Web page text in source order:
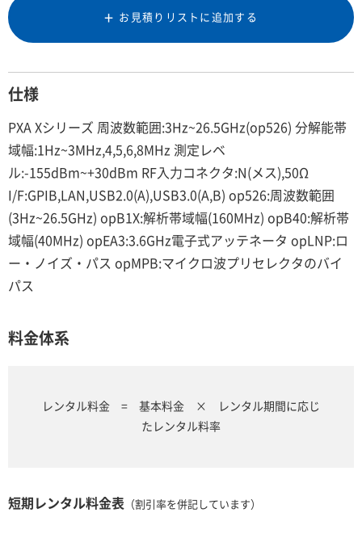
お見積りリストに追加する
仕様
PXA Xシリーズ 周波数範囲:3Hz~26.5GHz(op526) 分解能帯
域幅:1Hz~3MHz,4,5,6,8MHz 測定レベ
ル:-155dBm~+30dBm RF入力コネクタ:N(メス),50Ω
I/F:GPIB,LAN,USB2.0(A),USB3.0(A,B) op526:周波数範囲
(3Hz~26.5GHz) opB1X:解析帯域幅(160MHz) opB40:解析帯
域幅(40MHz) opEA3:3.6GHz電子式アッテネータ opLNP:ロ
ー・ノイズ・パス opMPB:マイクロ波プリセレクタのバイ
パス
料金体系
レンタル料金 = 基本料金 × レンタル期間に応じ
たレンタル料率
短期レンタル料金表 （割引率を併記しています）